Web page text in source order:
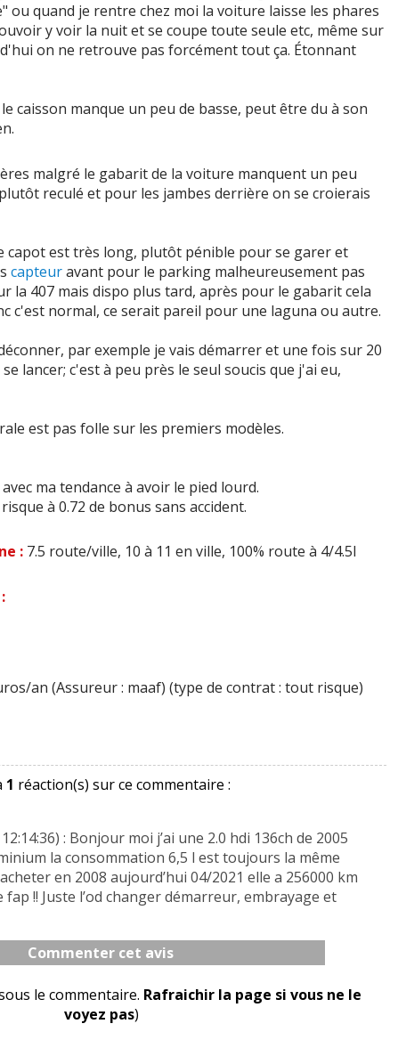
ou quand je rentre chez moi la voiture laisse les phares
y voir la nuit et se coupe toute seule etc, même sur
on ne retrouve pas forcément tout ça. Étonnant
caisson manque un peu de basse, peut être du à son
malgré le gabarit de la voiture manquent un peu
reculé et pour les jambes derrière on se croierais
capot est très long, plutôt pénible pour se garer et
capteuravant pour le parking malheureusement pas
la 407 mais dispo plus tard, après pour le gabarit cela
c'est normal, ce serait pareil pour une laguna ou autre.
par exemple je vais démarrer et une fois sur 20
lancer; c'est à peu près le seul soucis que j'ai eu,
est pas folle sur les premiers modèles.
ma tendance à avoir le pied lourd.
à 0.72 de bonus sans accident.
: 7.5 route/ville, 10 à 11 en ville, 100% route à 4/4.5l
an (Assureur : maaf) (type de contrat : tout risque)
1 réaction(s) sur ce commentaire :
: Bonjour moi j’ai une 2.0 hdi 136ch de 2005
la consommation 6,5 l est toujours la même
en 2008 aujourd’hui 04/2021 elle a 256000 km
!! Juste l’od changer démarreur, embrayage et
Commenter cet avis
le commentaire. Rafraichir la page si vous ne le
voyez pas)